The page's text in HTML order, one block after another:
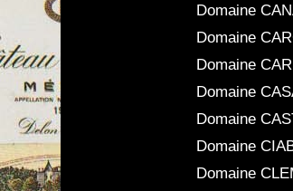
Domaine
Domaine
Domaine
Domaine
Domaine
Domaine
Domaine